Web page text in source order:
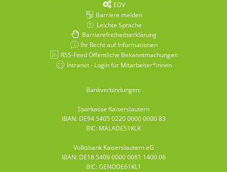
EDV
Barriere melden
Leichte Sprache
Barrierefreiheitserklärung
Ihr Recht auf Informationen
RSS-Feed Öffentliche Bekanntmachungen
Intranet - Login für Mitarbeiter*innen
Bankverbindungen:
Sparkasse Kaiserslautern
IBAN: DE94 5405 0220 0000 0000 83
BIC: MALADE51KLK
Volksbank Kaiserslautern eG
IBAN: DE18 5409 0000 0081 1400 06
BIC: GENODE61KL1